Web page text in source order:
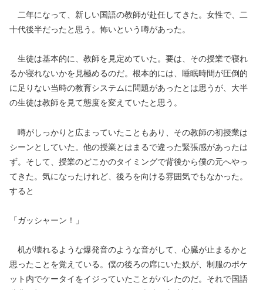
二年になって、新しい国語の教師が赴任してきた。女性で、二
十代後半だったと思う。怖いという噂があった。
生徒は基本的に、教師を見定めていた。要は、その授業で寝れ
るか寝れないかを見極めるのだ。根本的には、睡眠時間が圧倒的
に足りない当時の教育システムに問題があったとは思うが、大半
の生徒は教師を見て態度を変えていたと思う。
噂がしっかりと広まっていたこともあり、その教師の初授業は
シーンとしていた。他の授業とはまるで違った緊張感があったは
ず。そして、授業のどこかのタイミングで背後から僕の元へやっ
てきた。気になったけれど、後ろを向ける雰囲気でもなかった。
すると
「ガッシャーン！」
机が壊れるような爆発音のような音がして、心臓が止まるかと
思ったことを覚えている。僕の後ろの席にいた奴が、制服のポケ
ット内でケータイをイジっていたことがバレたのだ。それで国語